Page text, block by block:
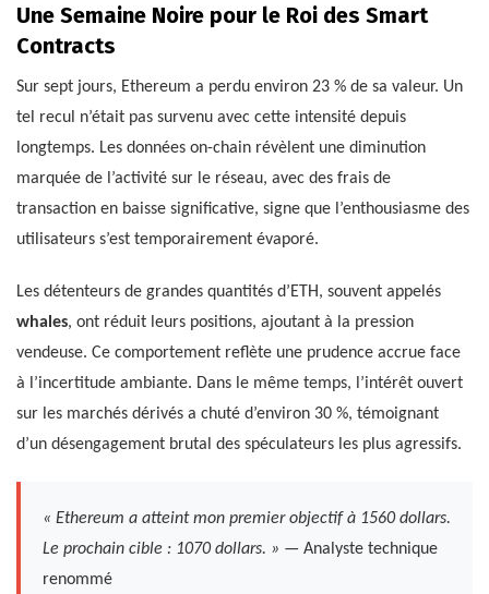
Une Semaine Noire pour le Roi des Smart
Contracts
Sur sept jours, Ethereum a perdu environ 23 % de sa valeur. Un
tel recul n’était pas survenu avec cette intensité depuis
longtemps. Les données on-chain révèlent une diminution
marquée de l’activité sur le réseau, avec des frais de
transaction en baisse significative, signe que l’enthousiasme des
utilisateurs s’est temporairement évaporé.
Les détenteurs de grandes quantités d’ETH, souvent appelés
whales, ont réduit leurs positions, ajoutant à la pression
vendeuse. Ce comportement reflète une prudence accrue face
à l’incertitude ambiante. Dans le même temps, l’intérêt ouvert
sur les marchés dérivés a chuté d’environ 30 %, témoignant
d’un désengagement brutal des spéculateurs les plus agressifs.
« Ethereum a atteint mon premier objectif à 1560 dollars.
Le prochain cible : 1070 dollars. » — Analyste technique
renommé